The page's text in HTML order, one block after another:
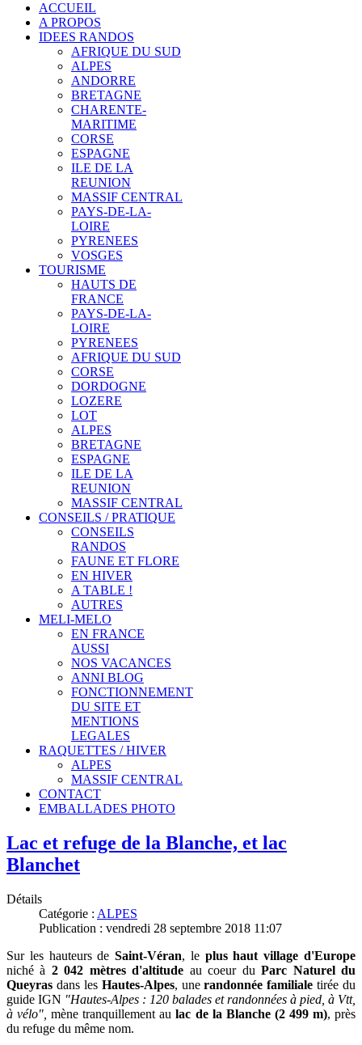
ACCUEIL
A PROPOS
IDEES RANDOS
AFRIQUE DU SUD
ALPES
ANDORRE
BRETAGNE
CHARENTE-
MARITIME
CORSE
ESPAGNE
ILE DE LA
REUNION
MASSIF CENTRAL
PAYS-DE-LA-
LOIRE
PYRENEES
VOSGES
TOURISME
HAUTS DE
FRANCE
PAYS-DE-LA-
LOIRE
PYRENEES
AFRIQUE DU SUD
CORSE
DORDOGNE
LOZERE
LOT
ALPES
BRETAGNE
ESPAGNE
ILE DE LA
REUNION
MASSIF CENTRAL
CONSEILS / PRATIQUE
CONSEILS
RANDOS
FAUNE ET FLORE
EN HIVER
A TABLE !
AUTRES
MELI-MELO
EN FRANCE
AUSSI
NOS VACANCES
ANNI BLOG
FONCTIONNEMENT
DU SITE ET
MENTIONS
LEGALES
RAQUETTES / HIVER
ALPES
MASSIF CENTRAL
CONTACT
EMBALLADES PHOTO
Lac et refuge de la Blanche, et lac
Blanchet
Détails
Catégorie : ALPES
Publication : vendredi 28 septembre 2018 11:07
Sur les hauteurs deSaint-Véran, le plus haut village d'Europe
niché à 2 042 mètres d'altitude au coeur du Parc Naturel du
Queyras dans lesHautes-Alpes, unerandonnée familiale tirée du
guide IGN "Hautes-Alpes : 120 balades et randonnées à pied, à Vtt,
à vélo",mène tranquillement aulac de la Blanche (2 499 m), près
du refuge du même nom.